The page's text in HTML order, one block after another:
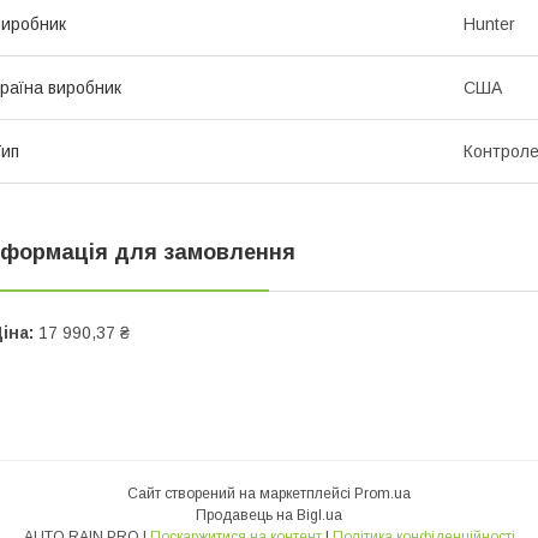
Hunter
виробник США
для замовлення
17 990,37 ₴
Сайт створений на маркетплейсі Prom.ua
Продавець на Bigl.ua